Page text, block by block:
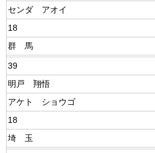
センダ アオイ
18
群 馬
39
明戸 翔悟
アケト ショウゴ
18
埼 玉